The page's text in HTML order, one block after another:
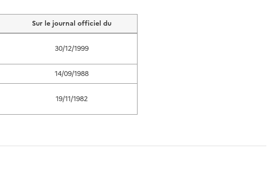
Sur le journal officiel du
30/12/1999
14/09/1988
19/11/1982